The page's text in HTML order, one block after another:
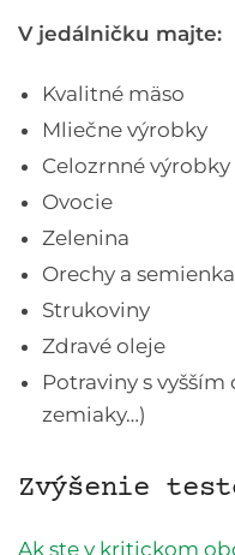
V jedálničku majte:
Kvalitné mäso
Mliečne výrobky
Celozrnné výrobky
Ovocie
Zelenina
Orechy a semienka
Strukoviny
Zdravé oleje
Potraviny s
zemiaky…)
Zvýšenie
Ak ste v kritickom